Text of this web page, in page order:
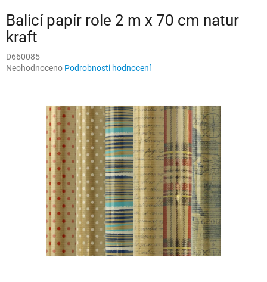
Balicí papír role 2 m x 70 cm natur
kraft
D660085
Průměrné
Neohodnoceno Podrobnosti hodnocení